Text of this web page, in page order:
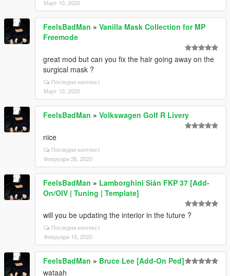
Март 10, 2020
FeelsBadMan » Vanilla Mask Collection for MP
Freemode
great mod but can you fix the hair going away on the
surgical mask ?
Погледни контекст
Март 10, 2020
FeelsBadMan » Volkswagen Golf R Livery
nice
Погледни контекст
Февруари 26, 2020
FeelsBadMan » Lamborghini Sián FKP 37 [Add-
On/OIV | Tuning | Template]
will you be updating the interior in the future ?
Погледни контекст
Февруари 15, 2020
FeelsBadMan » Bruce Lee [Add-On Ped]
wataah